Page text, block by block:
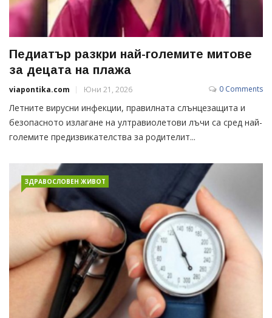
Педиатър разкри най-големите митове
за децата на плажа
viapontika.com Юни 21, 2026 0 Comments
Летните вирусни инфекции, правилната слънцезащита и
безопасното излагане на ултравиолетови лъчи са сред най-
големите предизвикателства за родителит...
ЗДРАВОСЛОВЕН ЖИВОТ